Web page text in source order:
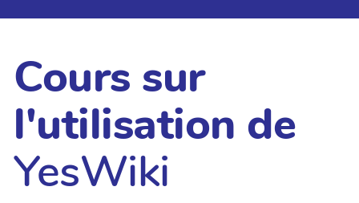
Cours sur
l'utilisation de
YesWiki